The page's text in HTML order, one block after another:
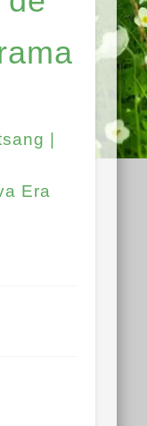
|
Era